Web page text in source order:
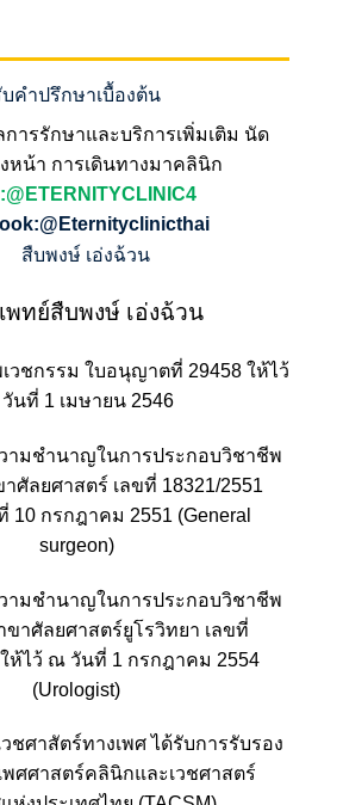
บคำปรึกษาเบื้องต้น
ารรักษาและบริการเพิ่มเติม นัด
หน้า การเดินทางมาคลินิก
พทย์สืบพงษ์ เอ่งฉ้วน
วชกรรม ใบอนุญาตที่ 29458 ให้ไว้
นที่ 1 เมษายน 2546
ามชำนาญในการประกอบวิชาชีพ
ศัลยศาสตร์ เลขที่ 18321/2551
10 กรกฎาคม 2551 (General
surgeon)
ามชำนาญในการประกอบวิชาชีพ
ขาศัลยศาสตร์ยูโรวิทยา เลขที่
ให้ไว้ ณ วันที่ 1 กรกฎาคม 2554
(Urologist)
ชศาสัตร์ทางเพศ ได้รับการรับรอง
พศศาสตร์คลินิกและเวชศาสตร์